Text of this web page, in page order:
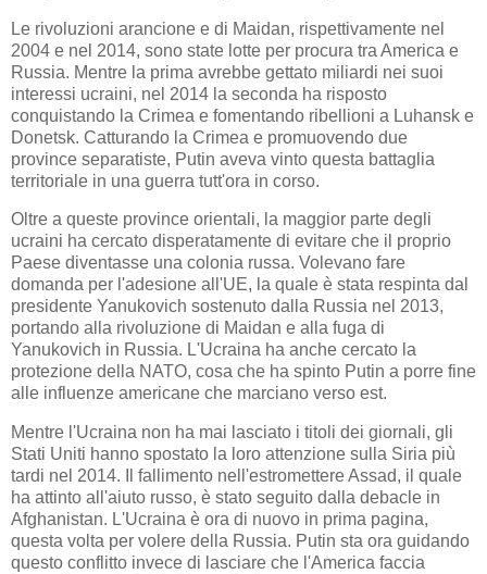
Le rivoluzioni arancione e di Maidan, rispettivamente nel
2004 e nel 2014, sono state lotte per procura tra America e
Russia. Mentre la prima avrebbe gettato miliardi nei suoi
interessi ucraini, nel 2014 la seconda ha risposto
conquistando la Crimea e fomentando ribellioni a Luhansk e
Donetsk. Catturando la Crimea e promuovendo due
province separatiste, Putin aveva vinto questa battaglia
territoriale in una guerra tutt'ora in corso.
Oltre a queste province orientali, la maggior parte degli
ucraini ha cercato disperatamente di evitare che il proprio
Paese diventasse una colonia russa. Volevano fare
domanda per l'adesione all'UE, la quale è stata respinta dal
presidente Yanukovich sostenuto dalla Russia nel 2013,
portando alla rivoluzione di Maidan e alla fuga di
Yanukovich in Russia. L'Ucraina ha anche cercato la
protezione della NATO, cosa che ha spinto Putin a porre fine
alle influenze americane che marciano verso est.
Mentre l'Ucraina non ha mai lasciato i titoli dei giornali, gli
Stati Uniti hanno spostato la loro attenzione sulla Siria più
tardi nel 2014. Il fallimento nell'estromettere Assad, il quale
ha attinto all'aiuto russo, è stato seguito dalla debacle in
Afghanistan. L'Ucraina è ora di nuovo in prima pagina,
questa volta per volere della Russia. Putin sta ora guidando
questo conflitto invece di lasciare che l'America faccia